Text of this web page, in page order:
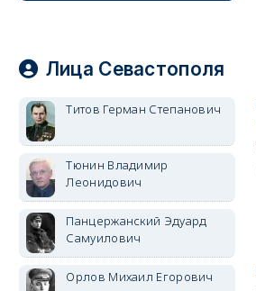
Лица Севастополя
Титов Герман Степанович
Тюнин Владимир
Леонидович
Панцержанский Эдуард
Самуилович
Орлов Михаил Егорович